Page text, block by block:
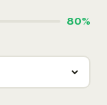
80%